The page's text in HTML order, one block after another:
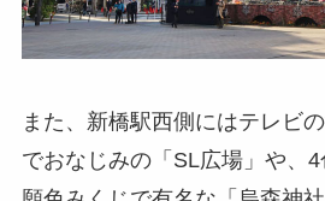
また、新橋駅西側にはテレビ
でおなじみの「SL広場」や、